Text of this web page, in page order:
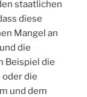
staatlichen
diese
Mangel an
die
Beispiel die
die
und dem